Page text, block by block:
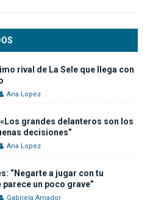
rival de La Sele que llega con
Ana Lopez
grandes delanteros son los
decisiones”
Ana Lopez
“Negarte a jugar con tu
un poco grave”
Gabriela Amador